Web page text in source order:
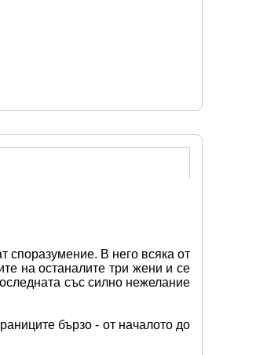
споразумение. В него всяка от
на останалите три жени и се
със силно нежелание
бързо - от началото до